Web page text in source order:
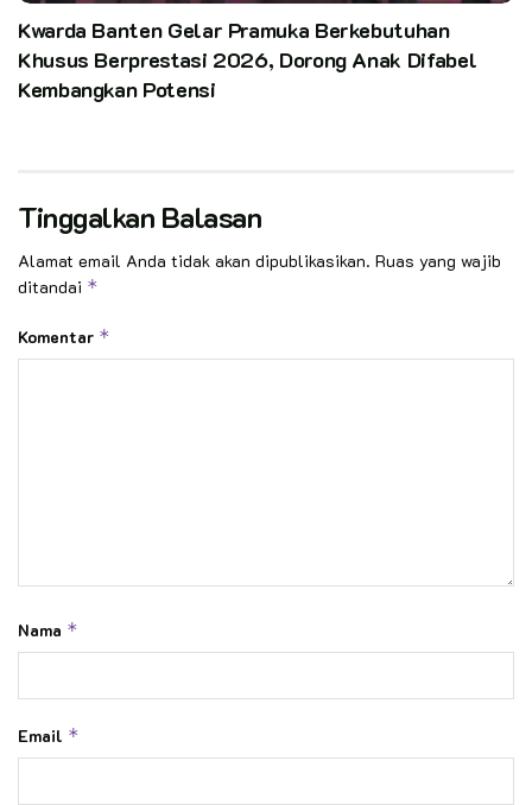
Kwarda Banten Gelar Pramuka Berkebutuhan
Khusus Berprestasi 2026, Dorong Anak Difabel
Kembangkan Potensi
Tinggalkan Balasan
Alamat email Anda tidak akan dipublikasikan. Ruas yang wajib
ditandai *
Komentar *
Nama *
Email *